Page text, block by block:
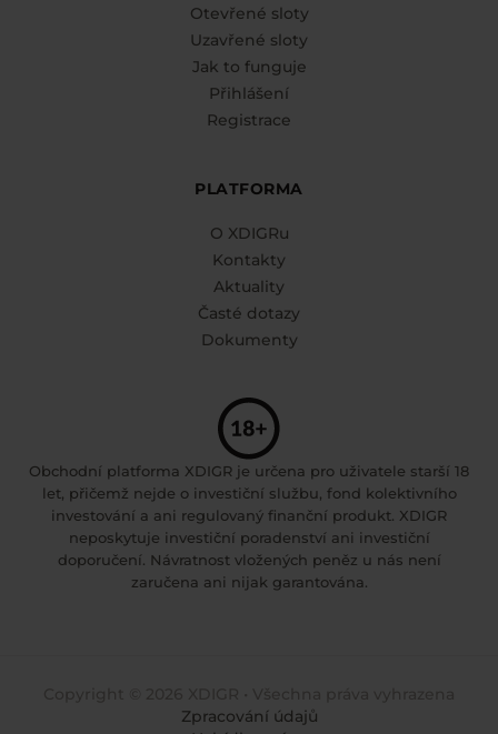
Otevřené sloty
Uzavřené sloty
Jak to funguje
Přihlášení
Registrace
PLATFORMA
O XDIGRu
Kontakty
Aktuality
Časté dotazy
Dokumenty
Obchodní platforma XDIGR je určena pro uživatele starší 18
let, přičemž nejde o investiční službu, fond kolektivního
investování a ani regulovaný finanční produkt. XDIGR
neposkytuje investiční poradenství ani investiční
doporučení. Návratnost vložených peněz u nás není
zaručena ani nijak garantována.
Zpracování údajů